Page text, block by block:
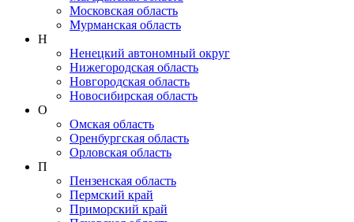
Московская область
Мурманская область
Н
Ненецкий автономный округ
Нижегородская область
Новгородская область
Новосибирская область
О
Омская область
Оренбургская область
Орловская область
П
Пензенская область
Пермский край
Приморский край